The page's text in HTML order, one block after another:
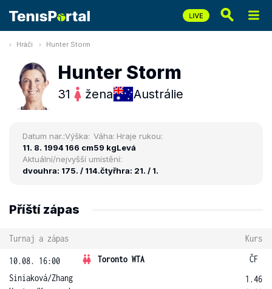
Hráči Hunter Storm
Hunter Storm
31 žena Austrálie
Datum nar.:
11. 8. 1994
Výška:
166 cm
Váha:
59 kg
Hraje rukou:
Levá
Aktuální/nejvyšší umístění:
dvouhra: 175. / 114.čtyřhra: 21. / 1.
Příští zápas
Turnaj a zápas Kurs
10.08. 16:00 Toronto WTA
ČF
Siniaková/Zhang
1.46